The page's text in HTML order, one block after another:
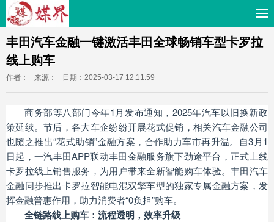
丰田汽车金融一键激活丰田全球畅销车型卡罗拉
线上购车
作者： 来源： 日期：2025-03-17 12:11:59
商务部等八部门今年1月发布通知，2025年汽车以旧换新政
策延续。节后，各大车企纷纷开展花式促销，相关汽车金融公司
也随之推出“花式助销”金融方案，合作助力车市再升温。自3月1
日起，一汽丰田APP联动丰田金融服务旗下劲途平台，正式上线
卡罗拉线上销售服务，为用户带来全新智能购车体验。丰田汽车
金融同步推出卡罗拉智能电混双擎车型的独家专属金融方案，发
挥金融普惠作用，助力消费者“0负担”购车。
全链路线上购车：流程透明，效率升级